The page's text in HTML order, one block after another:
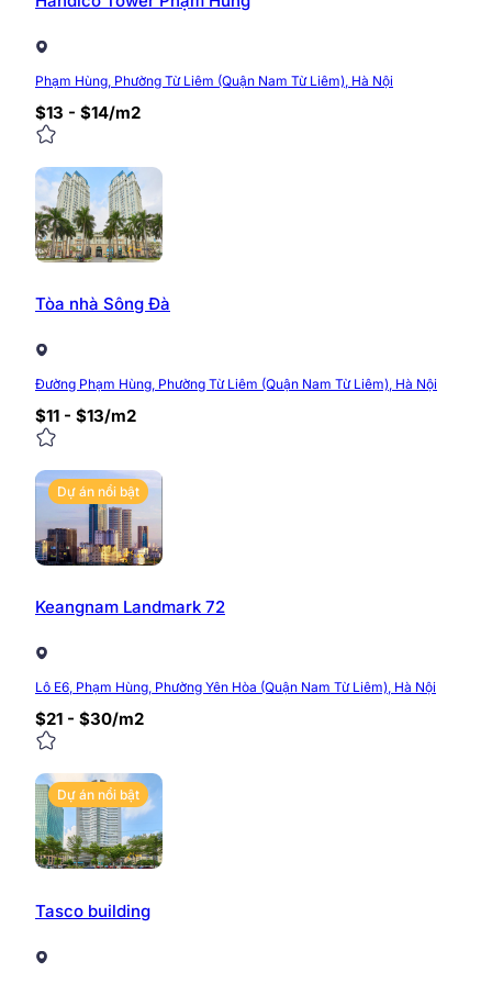
Ưu điểm văn phòng Vinhomes
Phạm Hùng. Dự án sở hữu nhiều lợi thế như: Thiết kế
và những giá trị sở hữu riêng chỉ Vingroup mới có
Phạm Hùng, Phường Từ Liêm (Quận Nam Từ Liêm), Hà Nội
$13 - $14/m2
Tòa nhà Sông Đà
Đường Phạm Hùng, Phường Từ Liêm (Quận Nam Từ Liêm), Hà Nội
$11 - $13/m2
Dự án nổi bật
Keangnam Landmark 72
Lô E6, Phạm Hùng, Phường Yên Hòa (Quận Nam Từ Liêm), Hà Nội
$21 - $30/m2
Dự án nổi bật
Tasco building